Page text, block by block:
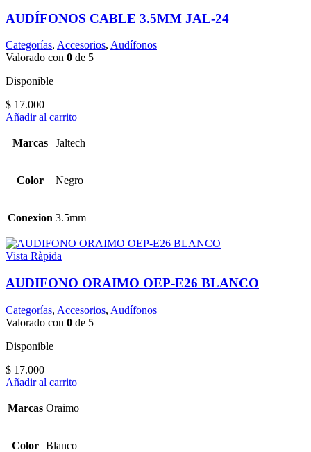
AUDÍFONOS CABLE 3.5MM JAL-24
Categorías, Accesorios, Audífonos
Valorado con 0 de 5
Disponible
$ 17.000
Añadir al carrito
Marcas Jaltech
Color Negro
Conexion 3.5mm
Vista Ràpida
AUDIFONO ORAIMO OEP-E26 BLANCO
Categorías, Accesorios, Audífonos
Valorado con 0 de 5
Disponible
$ 17.000
Añadir al carrito
Marcas Oraimo
Color Blanco